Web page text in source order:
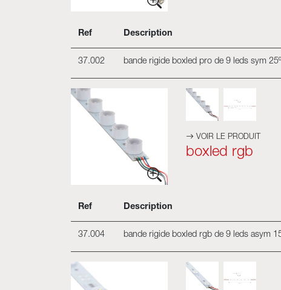
Ref Description
37.002 bande rigide boxled pro de 9 leds sym
VOIR LE PRODUIT
boxled rgb
Ref Description
37.004 bande rigide boxled rgb de 9 leds asym